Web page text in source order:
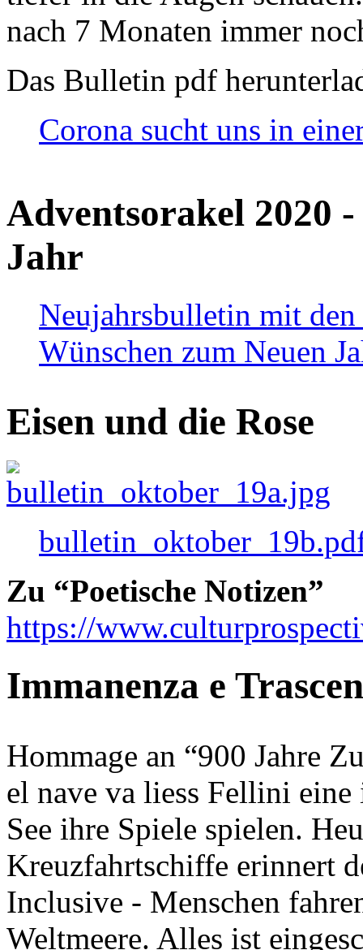
nach 7 Monaten immer
Das Bulletin pdf
Corona sucht uns in
Adventsorakel 2020
Jahr
Neujahrsbulletin mit den
Wünschen zum Neuen
Eisen und die Rose
Zu “Poetische Notizen”
https://
Immanenza e
Hommage an “900 Jahre
el nave va liess Fellini
See ihre Spiele spielen.
Kreuzfahrtschiffe erinnert
Inclusive - Menschen
Weltmeere. Alles ist